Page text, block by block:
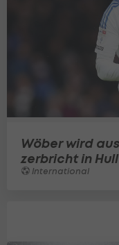
Wöber wird
zerbricht in Hull
International